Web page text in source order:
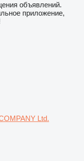
объявлений.
приложение,
Ltd.